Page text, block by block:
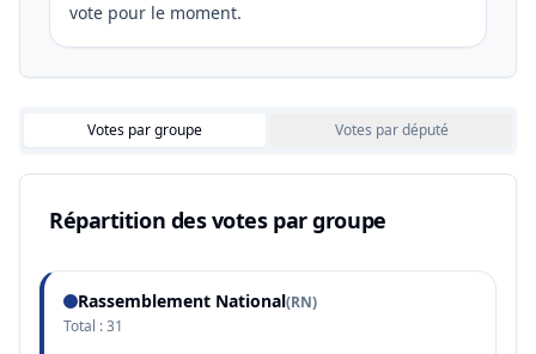
vote pour le moment.
Votes par groupe Votes par député
Répartition des votes par groupe
Rassemblement National(RN)
Total :31